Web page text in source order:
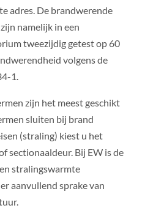
adres. De brandwerende
namelijk in een
tweezijdig getest op 60
volgens de
1.
zijn het meest geschikt
sluiten bij brand
(straling) kiest u het
sectionaaldeur. Bij EW is de
stralingswarmte
aanvullend sprake van